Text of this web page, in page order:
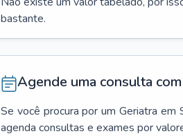
bastante.
Agende uma consulta
Se você procura por um Geriatra em
agenda consultas e exames por